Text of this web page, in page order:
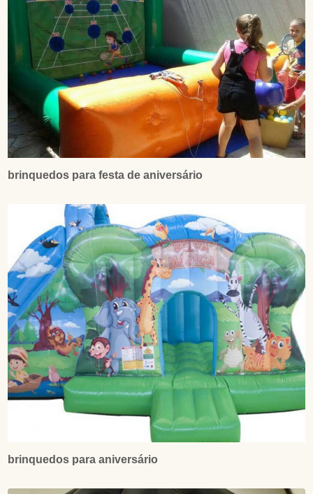
brinquedos para festa de aniversário
brinquedos para aniversário